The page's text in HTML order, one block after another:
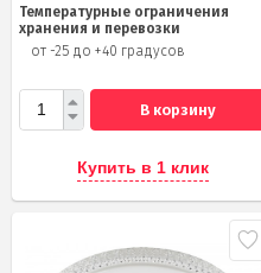
Температурные ограничения
хранения и перевозки
от -25 до +40 градусов
В корзину
Купить в 1 клик